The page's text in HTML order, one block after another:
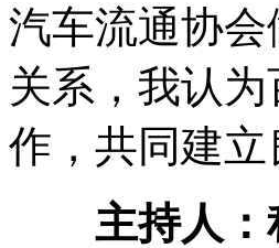
汽车流通协
关系，我认
作，共同建
主持人